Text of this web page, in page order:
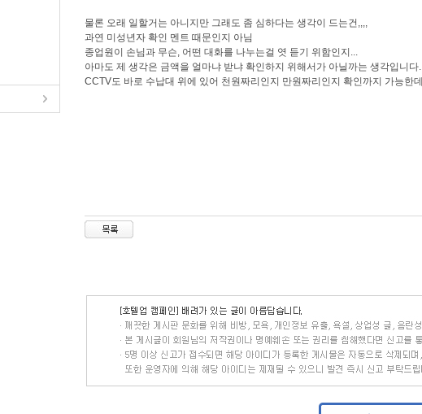
물론 오래 일할거는 아니지만 그래도 좀 심하다는 생각이 드는건,,,,
과연 미성년자 확인 멘트 때문인지 아님
종업원이 손님과 무슨, 어떤 대화를 나누는걸 엿 듣기 위함인지...
아마도 제 생각은 금액을 얼마냐 받냐 확인하지 위해서가 아닐까는 생각입니다.
CCTV도 바로 수납대 위에 있어 천원짜리인지 만원짜리인지 확인까지 가능한